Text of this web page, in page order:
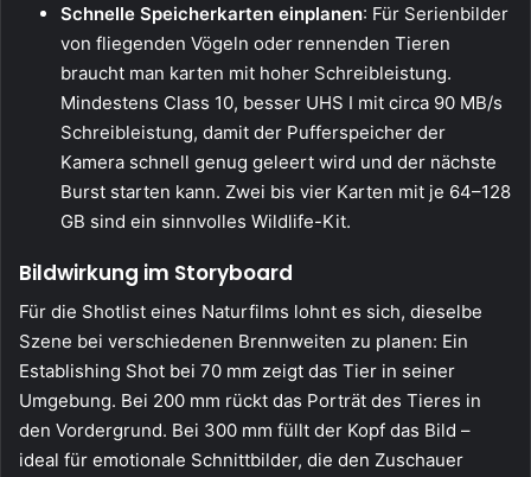
Schnelle Speicherkarten einplanen: Für Serienbilder
von fliegenden Vögeln oder rennenden Tieren
braucht man karten mit hoher Schreibleistung.
Mindestens Class 10, besser UHS I mit circa 90 MB/s
Schreibleistung, damit der Pufferspeicher der
Kamera schnell genug geleert wird und der nächste
Burst starten kann. Zwei bis vier Karten mit je 64–128
GB sind ein sinnvolles Wildlife-Kit.
Bildwirkung im Storyboard
Für die Shotlist eines Naturfilms lohnt es sich, dieselbe
Szene bei verschiedenen Brennweiten zu planen: Ein
Establishing Shot bei 70 mm zeigt das Tier in seiner
Umgebung. Bei 200 mm rückt das Porträt des Tieres in
den Vordergrund. Bei 300 mm füllt der Kopf das Bild –
ideal für emotionale Schnittbilder, die den Zuschauer